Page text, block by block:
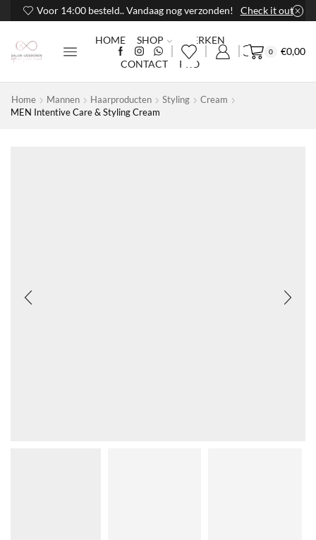
Voor 14:00 besteld.. Vandaag nog verzonden! Check it out
HOME SHOP
MERKEN
CONTACT
PRO
0 €0,00
Home Mannen Haarproducten Styling
Cream
MEN Intentive Care & Styling Cream